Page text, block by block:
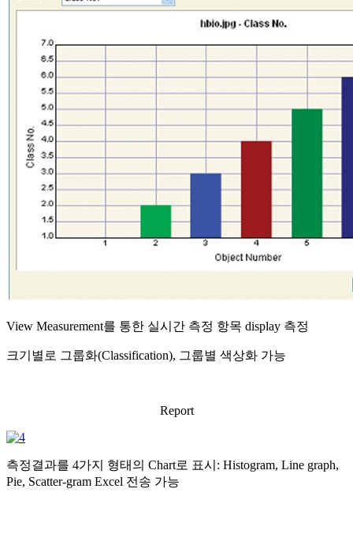
View Measurement를 통한 실시간 측정 항목 display 측정
크기별로 그룹화(Classification), 그룹별 색상화 가능
Report
측정결과를 4가지 형태의 Chart로 표시: Histogram, Line graph,
Pie, Scatter-gram Excel 전송 가능